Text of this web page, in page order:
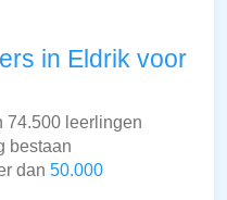
in Eldrik voor
74.500 leerlingen
bestaan
dan 50.000